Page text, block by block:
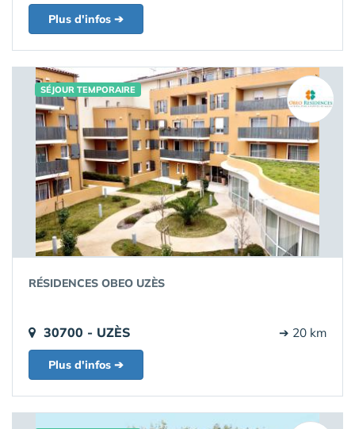
Plus d'infos ➔
SÉJOUR TEMPORAIRE
RÉSIDENCES OBEO UZÈS
30700 - UZÈS ➔ 20 km
Plus d'infos ➔